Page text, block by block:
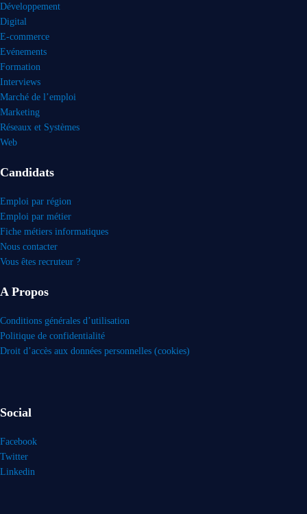
Développement
Digital
E-commerce
Evénements
Formation
Interviews
Marché de l’emploi
Marketing
Réseaux et Systèmes
Web
Candidats
Emploi par région
Emploi par métier
Fiche métiers informatiques
Nous contacter
Vous êtes recruteur ?
A Propos
Conditions générales d’utilisation
Politique de confidentialité
Droit d’accès aux données personnelles (cookies)
Social
Facebook
Twitter
Linkedin